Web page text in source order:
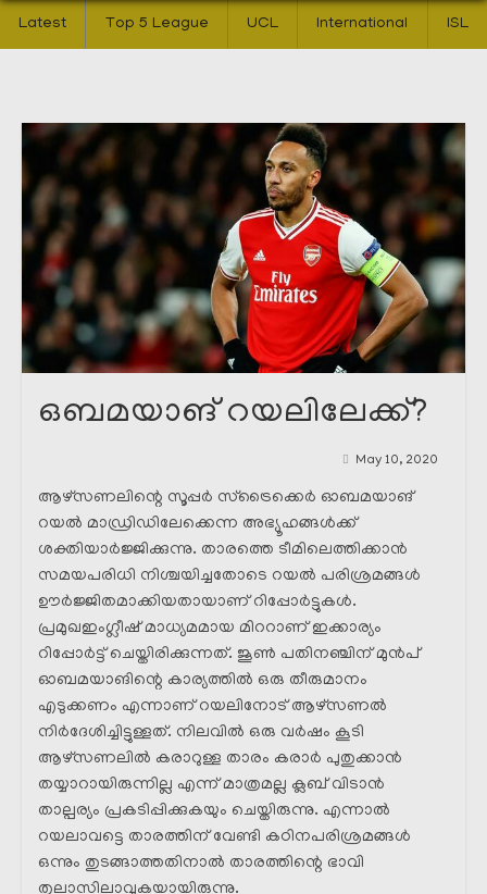
Latest Top 5 League UCL International ISL
ഒബമയാങ് റയലിലേക്ക്?
May 10, 2020
ആഴ്‌സണലിന്റെ സൂപ്പർ സ്ട്രൈക്കെർ ഓബമയാങ്
റയൽ മാഡ്രിഡിലേക്കെന്ന അഭ്യൂഹങ്ങൾക്ക്
ശക്തിയാർജ്ജിക്കുന്നു. താരത്തെ ടീമിലെത്തിക്കാൻ
സമയപരിധി നിശ്ചയിച്ചതോടെ റയൽ പരിശ്രമങ്ങൾ
ഊർജ്ജിതമാക്കിയതായാണ് റിപ്പോർട്ടുകൾ.
പ്രമുഖഇംഗ്ലീഷ് മാധ്യമമായ മിററാണ് ഇക്കാര്യം
റിപ്പോർട്ട്‌ ചെയ്തിരിക്കുന്നത്. ജൂൺ പതിനഞ്ചിന് മുൻപ്
ഓബമയാങിന്റെ കാര്യത്തിൽ ഒരു തീരുമാനം
എടുക്കണം എന്നാണ് റയലിനോട് ആഴ്‌സണൽ
നിർദേശിച്ചിട്ടുള്ളത്. നിലവിൽ ഒരു വർഷം കൂടി
ആഴ്‌സണലിൽ കരാറുള്ള താരം കരാർ പുതുക്കാൻ
തയ്യാറായിരുന്നില്ല എന്ന് മാത്രമല്ല ക്ലബ്‌ വിടാൻ
താല്പര്യം പ്രകടിപ്പിക്കുകയും ചെയ്തിരുന്നു. എന്നാൽ
റയലാവട്ടെ താരത്തിന് വേണ്ടി കഠിനപരിശ്രമങ്ങൾ
ഒന്നും തുടങ്ങാത്തതിനാൽ താരത്തിന്റെ ഭാവി
തുലാസിലാവുകയായിരുന്നു.